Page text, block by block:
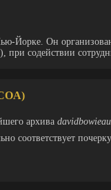
Йорке. Он
при содействии
архива
соответствует